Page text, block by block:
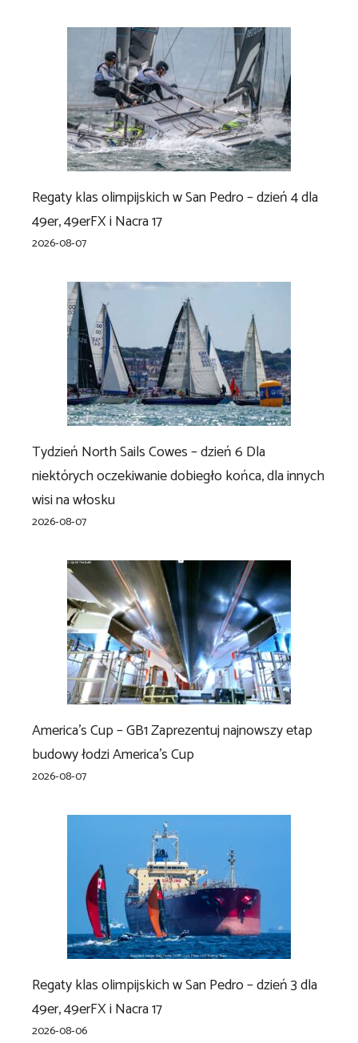
Regaty klas olimpijskich w San Pedro – dzień 4 dla
49er, 49erFX i Nacra 17
2026-08-07
Tydzień North Sails Cowes – dzień 6 Dla
niektórych oczekiwanie dobiegło końca, dla innych
wisi na włosku
2026-08-07
America’s Cup – GB1 Zaprezentuj najnowszy etap
budowy łodzi America’s Cup
2026-08-07
Regaty klas olimpijskich w San Pedro – dzień 3 dla
49er, 49erFX i Nacra 17
2026-08-06